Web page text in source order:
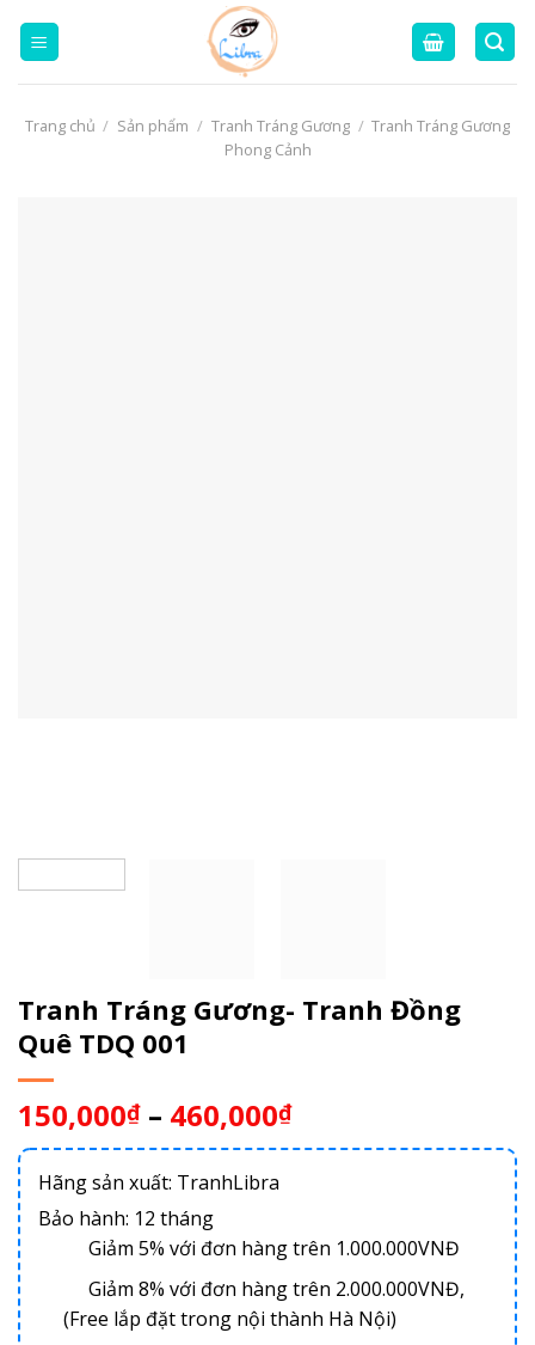
Trang chủ / Sản phẩm / Tranh Tráng Gương / Tranh Tráng Gương
Phong Cảnh
Tranh Tráng Gương- Tranh Đồng
Quê TDQ 001
150,000₫ – 460,000₫
Hãng sản xuất: TranhLibra
Bảo hành: 12 tháng
Giảm 5% với đơn hàng trên 1.000.000VNĐ
Giảm 8% với đơn hàng trên 2.000.000VNĐ,
(Free lắp đặt trong nội thành Hà Nội)